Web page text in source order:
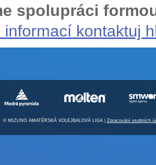
spolupráci
informací kontaktuj
© MIZUNO AMATÉRSKÁ VOLEJBALOVÁ LIGA | Zpracování osobních